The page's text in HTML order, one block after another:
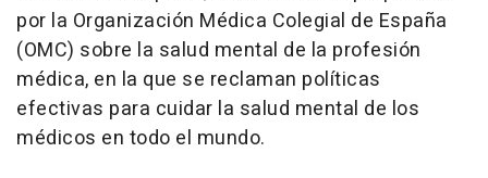
por la Organización Médica Colegial de España
(OMC) sobre la salud mental de la profesión
médica, en la que se reclaman políticas
efectivas para cuidar la salud mental de los
médicos en todo el mundo.